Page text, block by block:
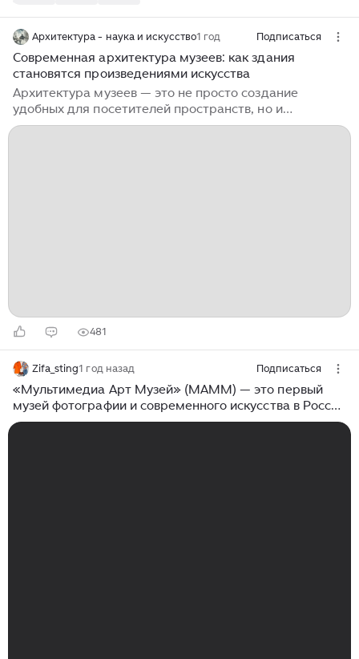
Архитектура - наука и искусство1 год Подписаться
Современная архитектура музеев: как здания
становятся произведениями искусства
Архитектура музеев — это не просто создание
удобных для посетителей пространств, но и
формирование культурных символов, которые сами
481
Zifa_sting1 год назад Подписаться
«Мультимедиа Арт Музей» (МАММ) — это первый
музей фотографии и современного искусства в России
#искусство #музей #фото #картины В музее нет